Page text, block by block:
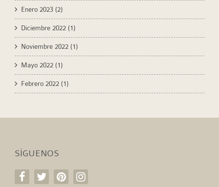
Enero 2023 (2)
Diciembre 2022 (1)
Noviembre 2022 (1)
Mayo 2022 (1)
Febrero 2022 (1)
SÍGUENOS